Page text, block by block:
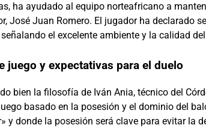
ha ayudado al equipo norteafricano a
José Juan Romero. El jugador ha declarado
el excelente ambiente y la calidad
juego y expectativas para el duelo
bien la filosofía de Iván Ania, técnico del
basado en la posesión y el dominio del
y donde la posesión será clave para evitar la